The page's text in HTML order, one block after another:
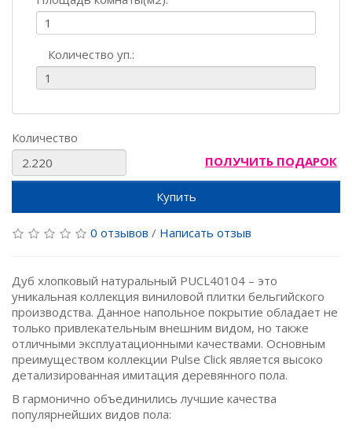
Количество уп.:
Количество
ПОЛУЧИТЬ ПОДАРОК
Купить
0 отзывов / Написать отзыв
Дуб хлопковый натуральный PUCL40104 – это
уникальная коллекция виниловой плитки бельгийского
производства. Данное напольное покрытие обладает не
только привлекательным внешним видом, но также
отличными эксплуатационными качествами. Основным
преимуществом коллекции Pulse Click является высоко
детализированная имитация деревянного пола.
В гармонично объединились лучшие качества
популярнейших видов пола: